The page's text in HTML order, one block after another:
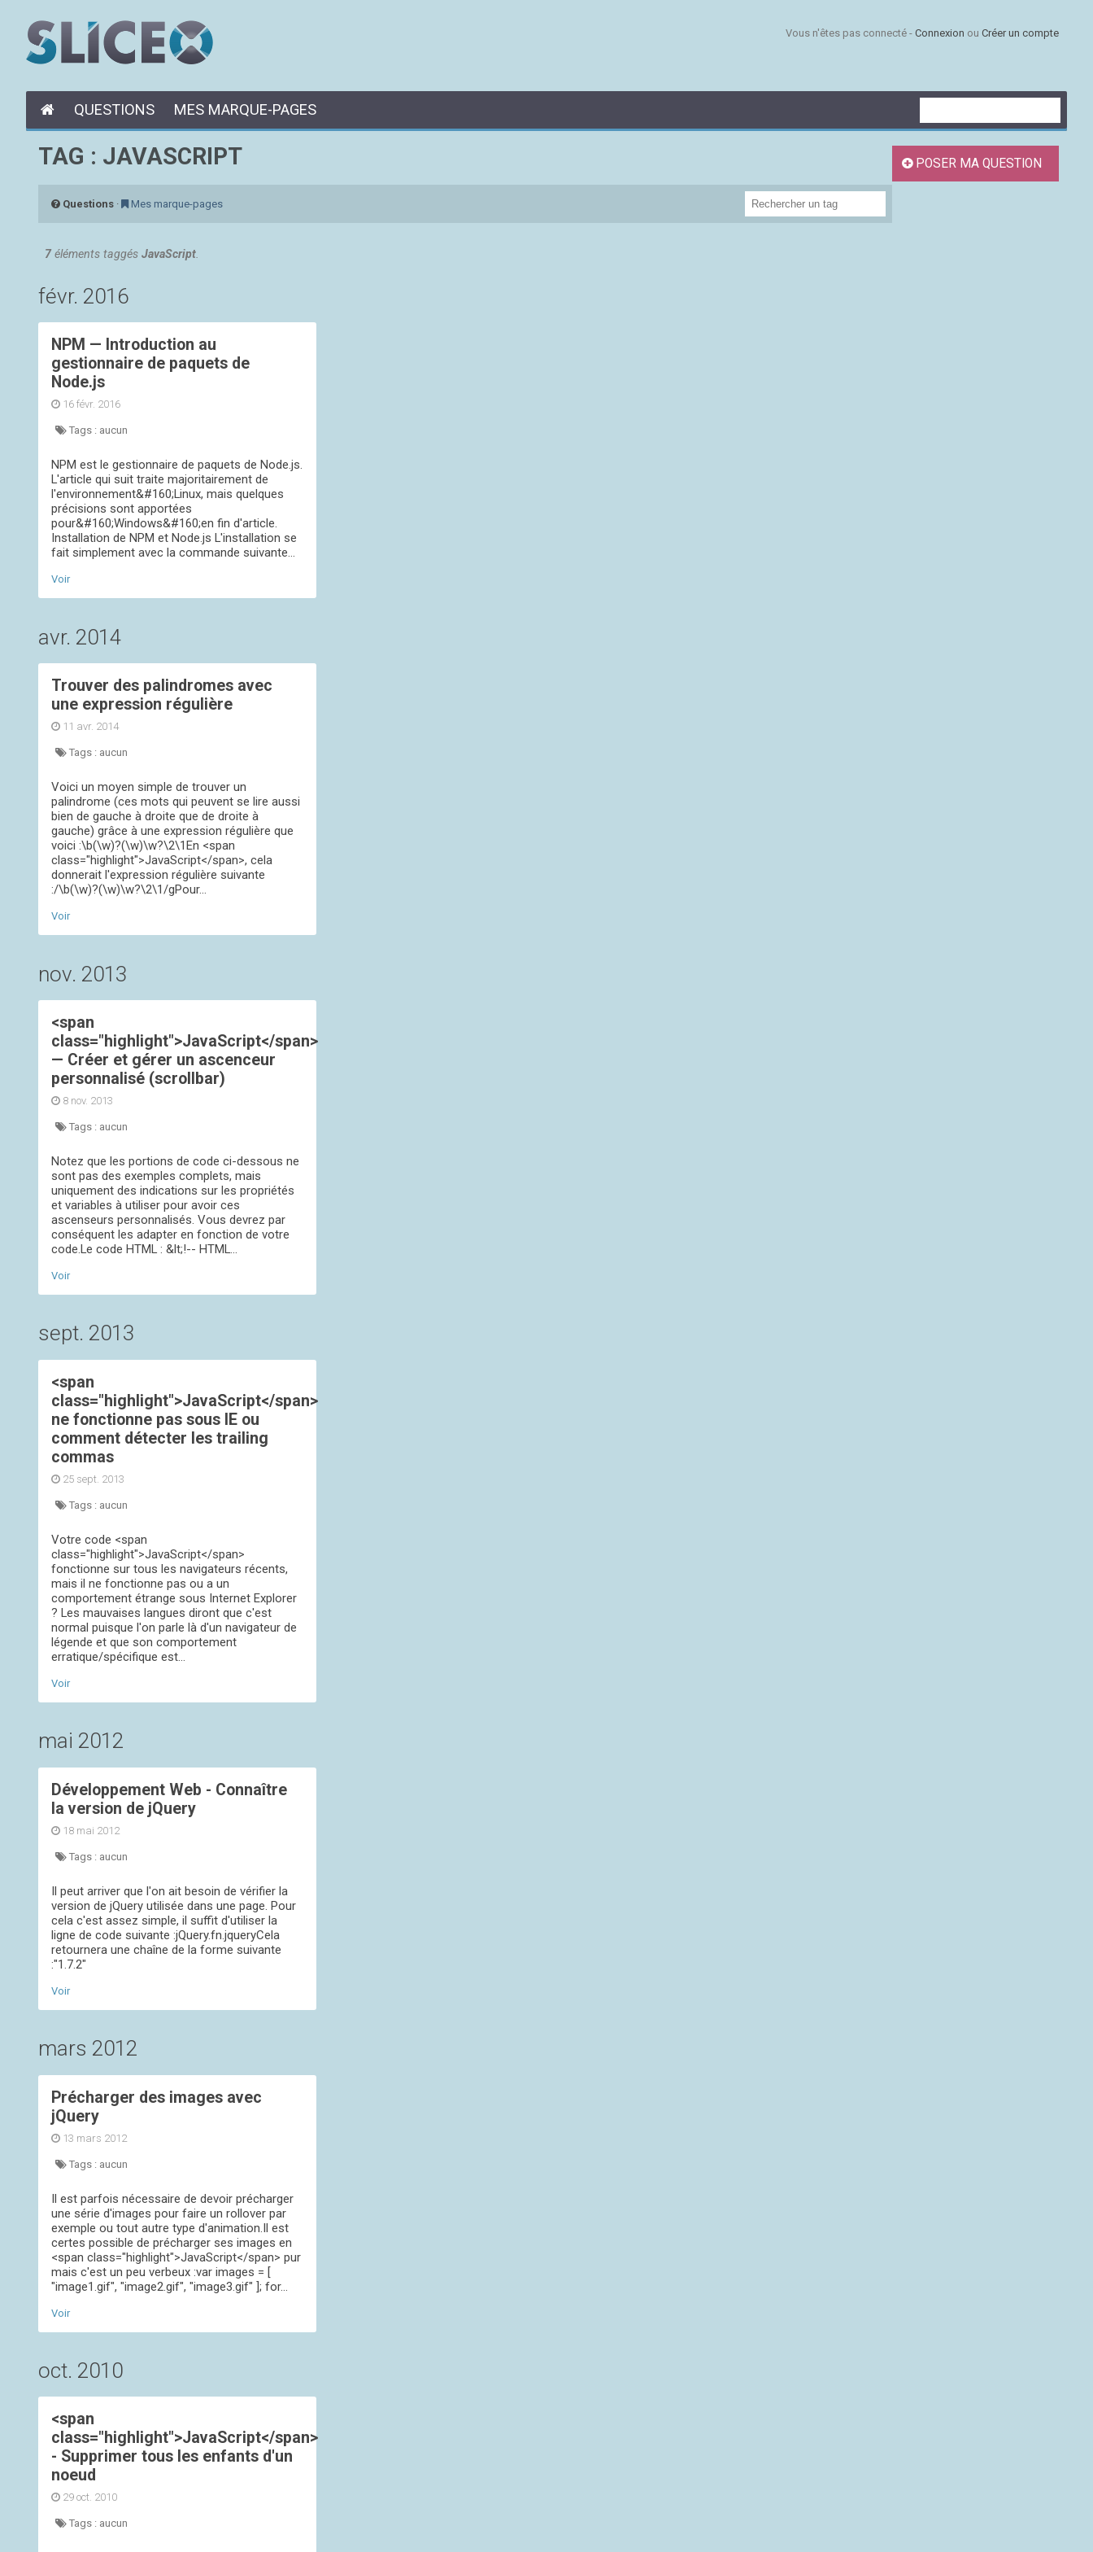
Vous n'êtes pas connecté - Connexion ou Créer un compte
QUESTIONS MES MARQUE-PAGES
TAG : JAVASCRIPT
Questions · Mes marque-pages
7éléments taggés JavaScript
févr. 2016
NPM — Introduction au
gestionnaire de paquets de
Node.js
16 févr. 2016
Tags : aucun
NPM est le gestionnaire de paquets de Node.js.
L'article qui suit traite majoritairement de
l'environnement&#160;Linux, mais quelques
précisions sont apportées
pour&#160;Windows&#160;en fin d'article.
Installation de NPM et Node.js L'installation se
fait simplement avec la commande suivante...
Voir
avr. 2014
Trouver des palindromes avec
une expression régulière
11 avr. 2014
Tags : aucun
Voici un moyen simple de trouver un
palindrome (ces mots qui peuvent se lire aussi
bien de gauche à droite que de droite à
gauche) grâce à une expression régulière que
voici :\b(\w)?(\w)\w?\2\1En <span
class="highlight">JavaScript</span>, cela
donnerait l'expression régulière suivante
:/\b(\w)?(\w)\w?\2\1/gPour...
Voir
nov. 2013
<span
class="highlight">JavaScript</span>
— Créer et gérer un ascenceur
personnalisé (scrollbar)
8 nov. 2013
Tags : aucun
Notez que les portions de code ci-dessous ne
sont pas des exemples complets, mais
uniquement des indications sur les propriétés
et variables à utiliser pour avoir ces
ascenseurs personnalisés. Vous devrez par
conséquent les adapter en fonction de votre
code.Le code HTML : &lt;!-- HTML...
Voir
sept. 2013
<span
class="highlight">JavaScript</span>
ne fonctionne pas sous IE ou
comment détecter les trailing
commas
25 sept. 2013
Tags : aucun
Votre code <span
class="highlight">JavaScript</span>
fonctionne sur tous les navigateurs récents,
mais il ne fonctionne pas ou a un
comportement étrange sous Internet Explorer
? Les mauvaises langues diront que c'est
normal puisque l'on parle là d'un navigateur de
légende et que son comportement
erratique/spécifique est...
Voir
mai 2012
Développement Web - Connaître
la version de jQuery
18 mai 2012
Tags : aucun
Il peut arriver que l'on ait besoin de vérifier la
version de jQuery utilisée dans une page. Pour
cela c'est assez simple, il suffit d'utiliser la
ligne de code suivante :jQuery.fn.jqueryCela
retournera une chaîne de la forme suivante
:"1.7.2"
Voir
mars 2012
Précharger des images avec
jQuery
13 mars 2012
Tags : aucun
Il est parfois nécessaire de devoir précharger
une série d'images pour faire un rollover par
exemple ou tout autre type d'animation.Il est
certes possible de précharger ses images en
<span class="highlight">JavaScript</span> pur
mais c'est un peu verbeux :var images = [
"image1.gif", "image2.gif", "image3.gif" ]; for...
Voir
oct. 2010
<span
class="highlight">JavaScript</span>
- Supprimer tous les enfants d'un
noeud
29 oct. 2010
Tags : aucun
POSER MA QUESTION